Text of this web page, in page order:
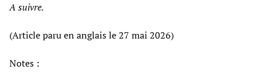
A suivre.
(Article paru en anglais le 27 mai 2026)
Notes :